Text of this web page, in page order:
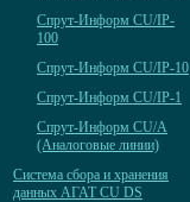
Спрут-Информ CU/IP-
100
Спрут-Информ CU/IP-10
Спрут-Информ CU/IP-1
Спрут-Информ CU/А
(Аналоговые линии)
Система сбора и хранения
данных АГАТ CU DS